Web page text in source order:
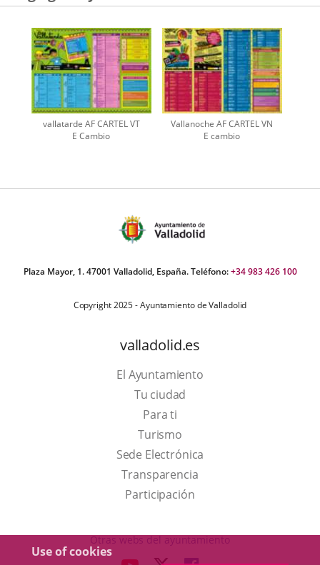
Use of cookies
aplicación
externa.
aplicación
externa.
aplicación
externa.
vallatarde AF CARTEL VT
E Cambio
Vallanoche AF CARTEL VN
E cambio
Plaza Mayor, 1. 47001 Valladolid, España. Teléfono:+34 983 426 100
Copyright 2025 - Ayuntamiento de Valladolid
valladolid.es
El Ayuntamiento
Tu ciudad
Para ti
TurismoThis
link
will
open
a
Sede Electrónica
Transparencia
Participación
Otras webs del ayuntamiento